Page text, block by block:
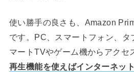
使い勝手の良さも、Amazon
です。PC、スマートフォン、タ
マートTVやゲーム機からアクセ
再生機能を使えばインターネッ